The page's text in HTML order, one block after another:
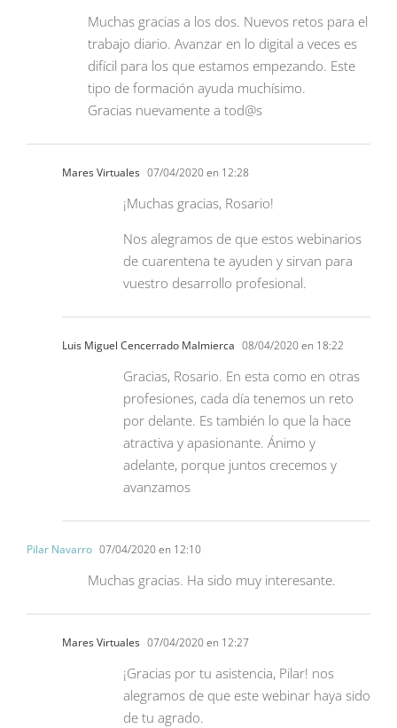
Muchas gracias a los dos. Nuevos retos para el
trabajo diario. Avanzar en lo digital a veces es
difícil para los que estamos empezando. Este
tipo de formación ayuda muchísimo.
Gracias nuevamente a tod@s
Mares Virtuales 07/04/2020 en 12:28
¡Muchas gracias, Rosario!
Nos alegramos de que estos webinarios
de cuarentena te ayuden y sirvan para
vuestro desarrollo profesional.
Luis Miguel Cencerrado Malmierca 08/04/2020 en 18:22
Gracias, Rosario. En esta como en otras
profesiones, cada día tenemos un reto
por delante. Es también lo que la hace
atractiva y apasionante. Ánimo y
adelante, porque juntos crecemos y
avanzamos
Pilar Navarro 07/04/2020 en 12:10
Muchas gracias. Ha sido muy interesante.
Mares Virtuales 07/04/2020 en 12:27
¡Gracias por tu asistencia, Pilar! nos
alegramos de que este webinar haya sido
de tu agrado.